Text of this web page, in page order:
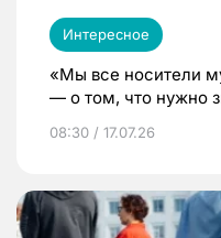
Интересное
«Мы все носители
— о том, что нужно
08:30 / 17.07.26